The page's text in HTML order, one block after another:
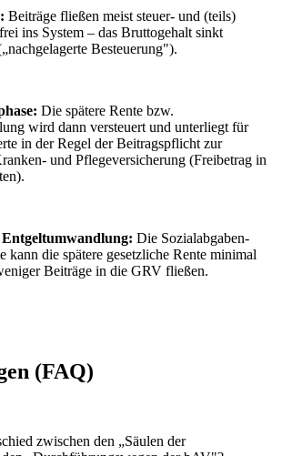
Beiträge fließen meist steuer- und (teils)
ins System – das Bruttogehalt sinkt
Besteuerung").
Die spätere Rente bzw.
wird dann versteuert und unterliegt für
in der Regel der Beitragspflicht zur
und Pflegeversicherung (Freibetrag in
Die Sozialabgaben-
kann die spätere gesetzliche Rente minimal
Beiträge in die GRV fließen.
(FAQ)
zwischen den „Säulen der